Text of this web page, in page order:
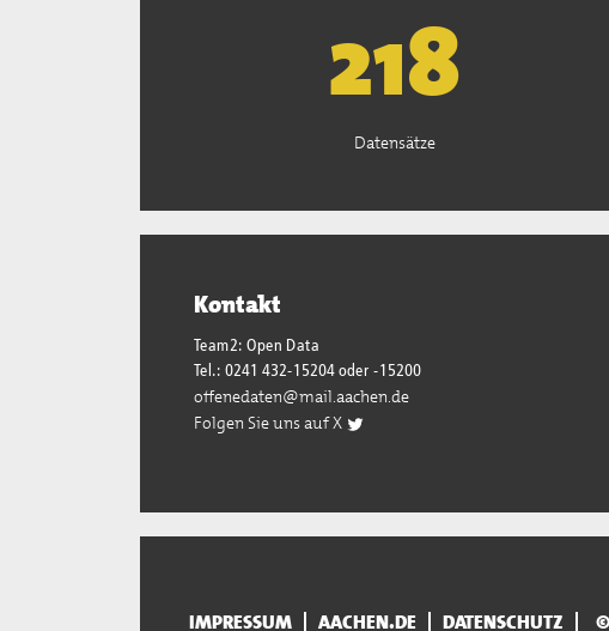
221
Datensätze
Kontakt
Team2: Open Data
Tel.: 0241 432-15204 oder -15200
offenedaten@mail.aachen.de
Folgen Sie uns auf X
IMPRESSUM AACHEN.DE DATENSCHUTZ